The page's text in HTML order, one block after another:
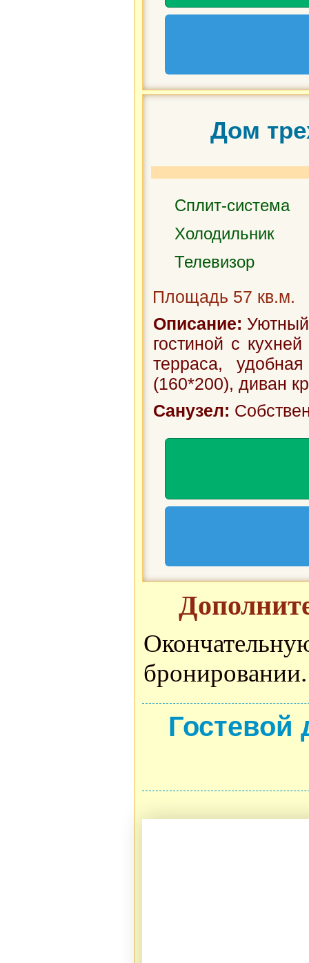
Дом
Сплит-система
Холодильник
Телевизор
Площадь 57 кв.м.
Описание:
гостиной с
терраса,
(160*200), диван
Санузел:
бронировании.
Гостевой